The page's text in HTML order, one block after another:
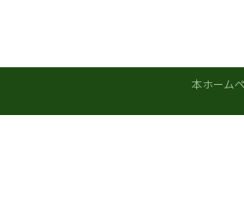
本ホーム